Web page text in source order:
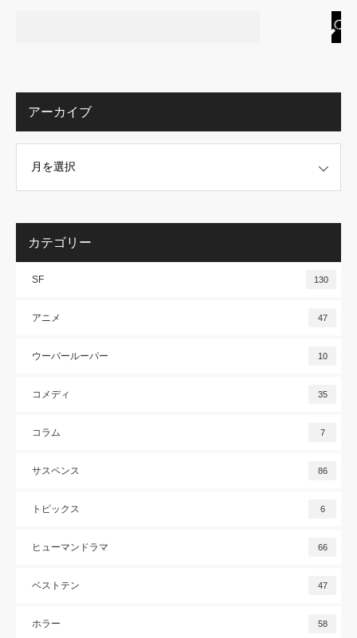
アーカイブ
カテゴリー
SF 130
アニメ 47
ウーパールーパー 10
コメディ 35
コラム 7
サスペンス 86
トピックス 6
ヒューマンドラマ 66
ベストテン 47
ホラー 58